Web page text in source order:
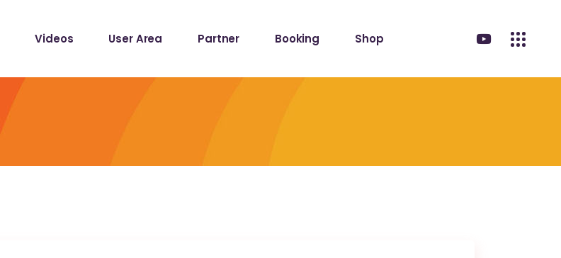
Videos User Area Partner Booking Shop